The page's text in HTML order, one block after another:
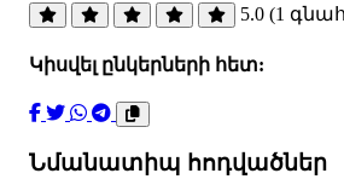
5.0 (1
Կիսվել ընկերների հետ:
Նմանատիպ հոդվածներ